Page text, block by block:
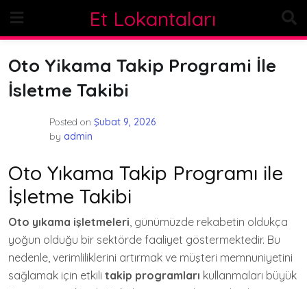
content
Et Lokantaları
Oto Yikama Takip Programi İle
İsletme Takibi
Posted on Şubat 9, 2026
by admin
Oto Yıkama Takip Programı ile
İşletme Takibi
Oto yıkama işletmeleri, günümüzde rekabetin oldukça
yoğun olduğu bir sektörde faaliyet göstermektedir. Bu
nedenle, verimliliklerini artırmak ve müşteri memnuniyetini
sağlamak için etkili takip programları kullanmaları büyük